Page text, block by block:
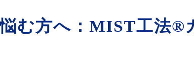
む方へ：MIST工法®